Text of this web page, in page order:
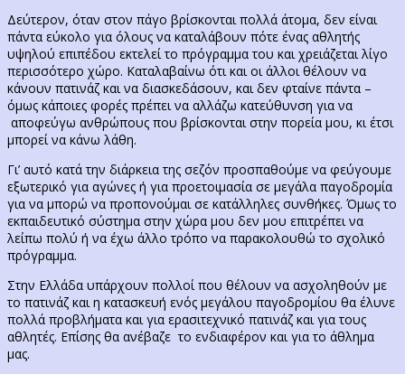
Δεύτερον, όταν στον πάγο βρίσκονται πολλά άτομα, δεν είναι
πάντα εύκολο για όλους να καταλάβουν πότε ένας αθλητής
υψηλού επιπέδου εκτελεί το πρόγραμμα του και χρειάζεται λίγο
περισσότερο χώρο. Καταλαβαίνω ότι και οι άλλοι θέλουν να
κάνουν πατινάζ και να διασκεδάσουν, και δεν φταίνε πάντα –
όμως κάποιες φορές πρέπει να αλλάζω κατεύθυνση για να
αποφεύγω ανθρώπους που βρίσκονται στην πορεία μου, κι έτσι
μπορεί να κάνω λάθη.
Γι’ αυτό κατά την διάρκεια της σεζόν προσπαθούμε να φεύγουμε
εξωτερικό για αγώνες ή για προετοιμασία σε μεγάλα παγοδρομία
για να μπορώ να προπονούμαι σε κατάλληλες συνθήκες. Όμως το
εκπαιδευτικό σύστημα στην χώρα μου δεν μου επιτρέπει να
λείπω πολύ ή να έχω άλλο τρόπο να παρακολουθώ το σχολικό
πρόγραμμα.
Στην Ελλάδα υπάρχουν πολλοί που θέλουν να ασχοληθούν με
το πατινάζ και η κατασκευή ενός μεγάλου παγοδρομίου θα έλυνε
πολλά προβλήματα και για ερασιτεχνικό πατινάζ και για τους
αθλητές. Επίσης θα ανέβαζε το ενδιαφέρον και για το άθλημα
μας.